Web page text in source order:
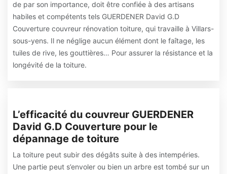
de par son importance, doit être confiée à des artisans
habiles et compétents tels GUERDENER David G.D
Couverture couvreur rénovation toiture, qui travaille à Villars-
sous-yens. Il ne néglige aucun élément dont le faîtage, les
tuiles de rive, les gouttières… Pour assurer la résistance et la
longévité de la toiture.
L’efficacité du couvreur GUERDENER
David G.D Couverture pour le
dépannage de toiture
La toiture peut subir des dégâts suite à des intempéries.
Une partie peut s’envoler ou bien un arbre est tombé sur un